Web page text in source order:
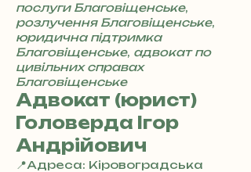
послуги Благовіщенське,
розлучення Благовіщенське,
юридична підтримка
Благовіщенське, адвокат по
цивільних справах
Благовіщенське
Адвокат (юрист)
Головерда Ігор
Андрійович
📍Адреса: Кіровоградська